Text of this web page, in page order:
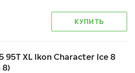
КУПИТЬ
95T XL Ikon Character Ice 8
8)